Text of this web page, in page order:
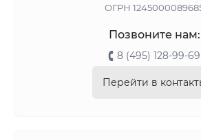
ОГРН
Позвоните нам:
8 (495) 128-99-69
Перейти в